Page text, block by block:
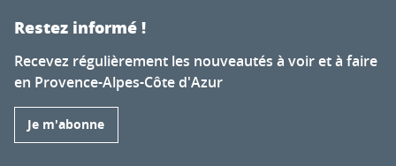
Restez informé !
Recevez régulièrement les nouveautés à voir et à faire
en Provence-Alpes-Côte d'Azur
Je m'abonne